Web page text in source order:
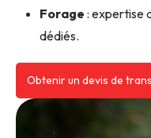
Forage : expertise
dédiés.
Obtenir un devis de